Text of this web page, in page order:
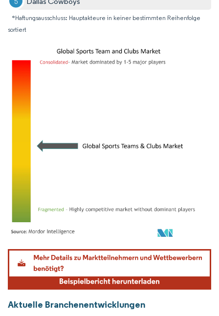
*Haftungsausschluss: Hauptakteure in keiner bestimmten Reihenfolge
sortiert
Bild © Mordor Intelligence. Wiederverwendung erfordert Namensnennung gemäß
Aktuelle Branchenentwicklungen